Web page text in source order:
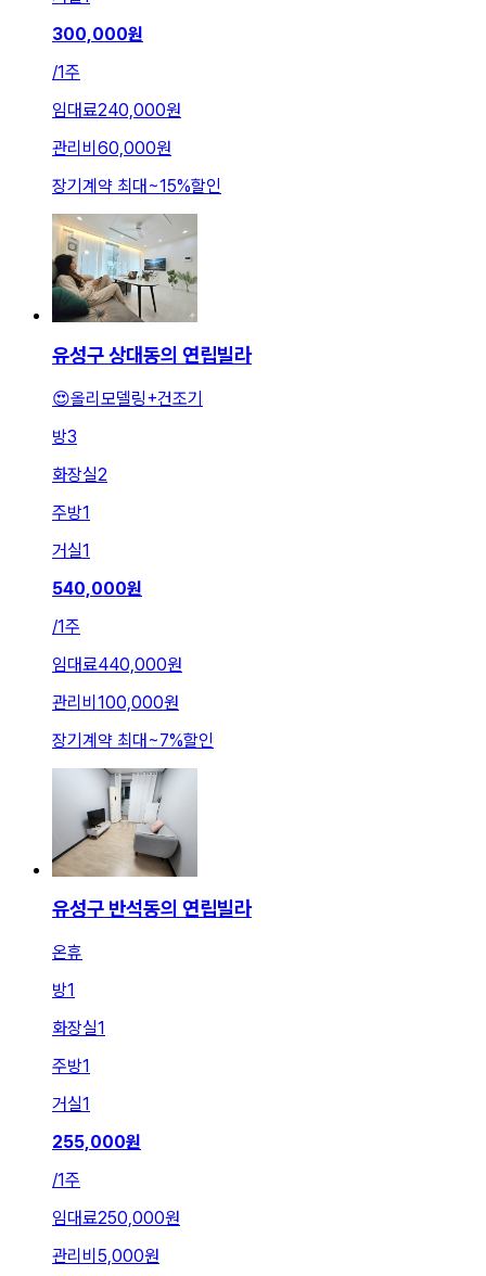
300,000원
/1주
임대료240,000원
관리비 60,000원
장기계약 최대 ~15%할인
유성구 상대동의 연립빌라
😍올리모델링+건조기
방3
화장실2
주방1
거실1
540,000원
/1주
임대료440,000원
관리비 100,000원
장기계약 최대~7%할인
유성구 반석동의 연립빌라
온휴
방1
화장실1
주방1
거실1
255,000원
/1주
임대료250,000원
관리비 5,000원